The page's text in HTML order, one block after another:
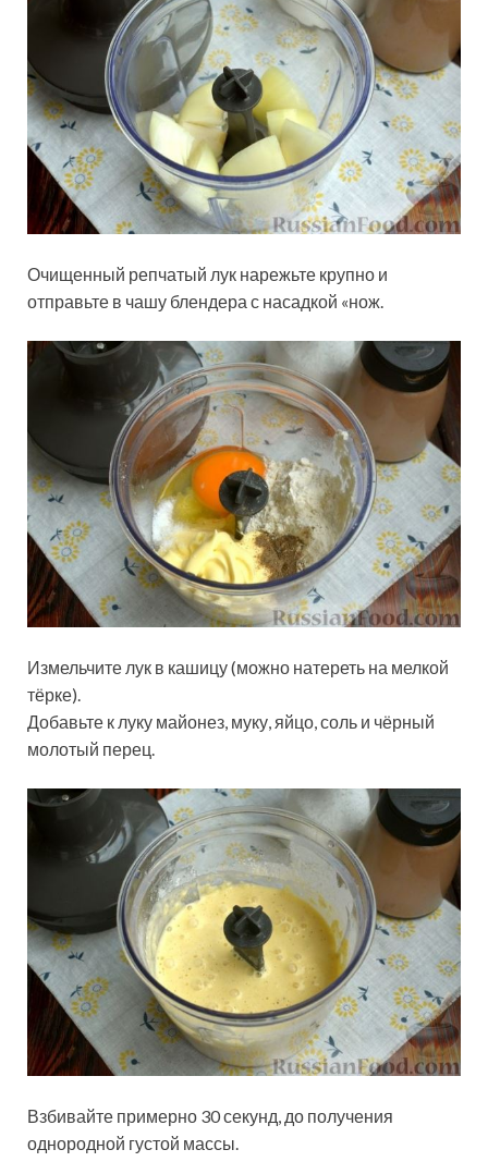
Очищенный репчатый лук нарежьте крупно и
отправьте в чашу блендера с насадкой «нож.
Измельчите лук в кашицу (можно натереть на мелкой
тёрке).
Добавьте к луку майонез, муку, яйцо, соль и чёрный
молотый перец.
Взбивайте примерно 30 секунд, до получения
однородной густой массы.